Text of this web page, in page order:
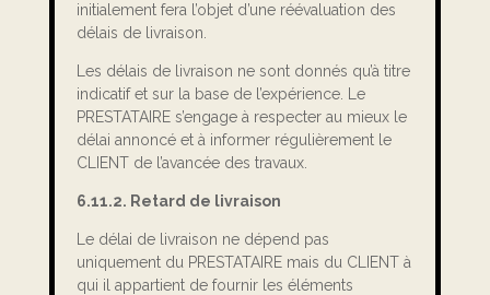
initialement fera l’objet d’une réévaluation des
délais de livraison.
Les délais de livraison ne sont donnés qu’à titre
indicatif et sur la base de l’expérience. Le
PRESTATAIRE s’engage à respecter au mieux le
délai annoncé et à informer régulièrement le
CLIENT de l’avancée des travaux.
6.11.2. Retard de livraison
Le délai de livraison ne dépend pas
uniquement du PRESTATAIRE mais du CLIENT à
qui il appartient de fournir les éléments